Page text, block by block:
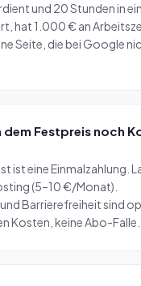
und 20 Stunden in
hat 1.000 € an
Seite, die bei Google
dem Festpreis noch
ist eine Einmalzahlung.
(5–10 €/Monat).
Barrierefreiheit sind
Kosten, keine Abo-Falle.